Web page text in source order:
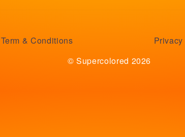
Term & Conditions
© Supercolored 2026